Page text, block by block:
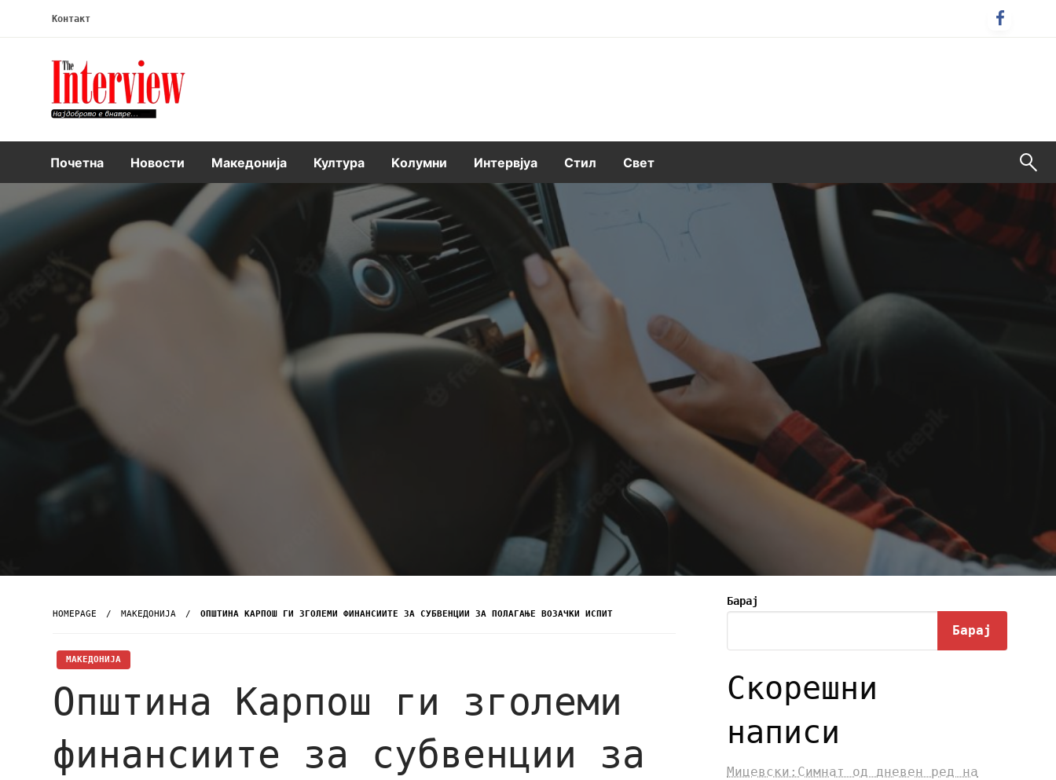
Контакт
Интервју
Почетна Новости Македонија Култура Kолумни Интервјуа Стил Свет
HOMEPAGE МАКЕДОНИЈА ОПШТИНА КАРПОШ ГИ ЗГОЛЕМИ ФИНАНСИИТЕ ЗА СУБВЕНЦИИ ЗА ПОЛАГАЊЕ ВОЗАЧКИ ИСПИТ
МАКЕДОНИЈА
Општина Карпош ги зголеми
финансиите за субвенции за
Барај
Барај
Скорешни
написи
Мицевски:Симнат од дневен ред на